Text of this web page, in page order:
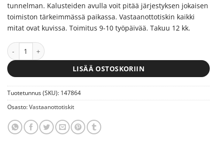
tunnelman. Kalusteiden avulla voit pitää järjestyksen jokaisen
toimiston tärkeimmässä paikassa. Vastaanottotiskin kaikki
mitat ovat kuvissa. Toimitus 9-10 työpäivää. Takuu 12 kk.
Armand Art G26S Luxury vastaanottotiski, hopea määrä
LISÄÄ OSTOSKORIIN
Tuotetunnus (SKU): 147864
Osasto: Vastaanottotiskit